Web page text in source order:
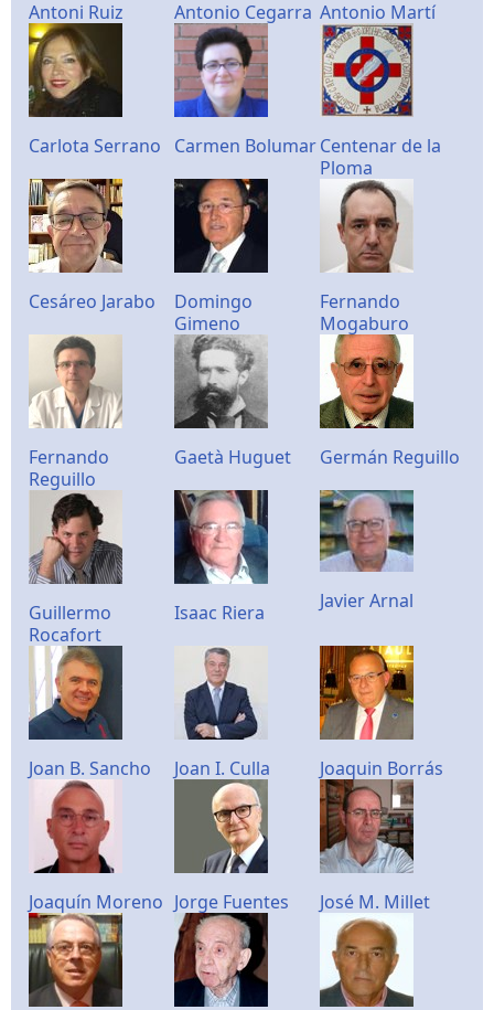
Antoni Ruiz Antonio Cegarra Antonio Martí
Carlota Serrano Carmen BolumarCentenar de la
Ploma
Cesáreo Jarabo
Domingo
Gimeno
Fernando
Mogaburo
Fernando
Reguillo
Gaetà Huguet Germán Reguillo
Guillermo
Rocafort
Isaac Riera Javier Arnal
Joan B. Sancho Joan I. Culla Joaquin Borrás
Joaquín Moreno Jorge Fuentes José M. Millet